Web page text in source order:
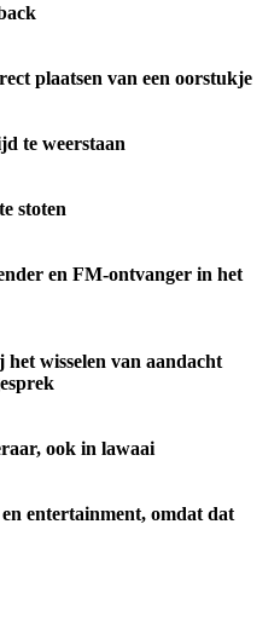
plaatsen van een oorstukje
te weerstaan
stoten
en FM-ontvanger in het
wisselen van aandacht
ook in lawaai
entertainment, omdat dat